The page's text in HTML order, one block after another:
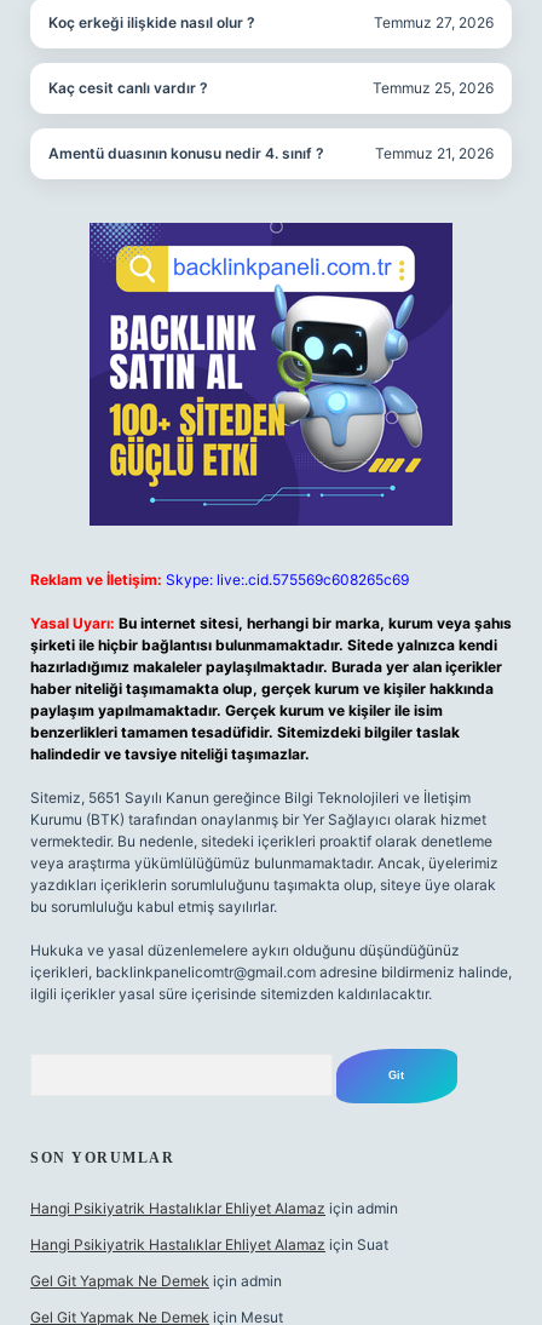
Koç erkeği ilişkide nasıl olur ? Temmuz 27, 2026
Kaç cesit canlı vardır ? Temmuz 25, 2026
Amentü duasının konusu nedir 4. sınıf ? Temmuz 21, 2026
Reklam ve İletişim: Skype: live:.cid.575569c608265c69
Yasal Uyarı: Bu internet sitesi, herhangi bir marka, kurum veya şahıs
şirketi ile hiçbir bağlantısı bulunmamaktadır. Sitede yalnızca kendi
hazırladığımız makaleler paylaşılmaktadır. Burada yer alan içerikler
haber niteliği taşımamakta olup, gerçek kurum ve kişiler hakkında
paylaşım yapılmamaktadır. Gerçek kurum ve kişiler ile isim
benzerlikleri tamamen tesadüfidir. Sitemizdeki bilgiler taslak
halindedir ve tavsiye niteliği taşımazlar.
Sitemiz, 5651 Sayılı Kanun gereğince Bilgi Teknolojileri ve İletişim
Kurumu (BTK) tarafından onaylanmış bir Yer Sağlayıcı olarak hizmet
vermektedir. Bu nedenle, sitedeki içerikleri proaktif olarak denetleme
veya araştırma yükümlülüğümüz bulunmamaktadır. Ancak, üyelerimiz
yazdıkları içeriklerin sorumluluğunu taşımakta olup, siteye üye olarak
bu sorumluluğu kabul etmiş sayılırlar.
Hukuka ve yasal düzenlemelere aykırı olduğunu düşündüğünüz
içerikleri, backlinkpanelicomtr@gmail.com adresine bildirmeniz halinde,
ilgili içerikler yasal süre içerisinde sitemizden kaldırılacaktır.
SON YORUMLAR
Hangi Psikiyatrik Hastalıklar Ehliyet Alamaz için admin
Hangi Psikiyatrik Hastalıklar Ehliyet Alamaz için Suat
Gel Git Yapmak Ne Demek için admin
Gel Git Yapmak Ne Demek için Mesut